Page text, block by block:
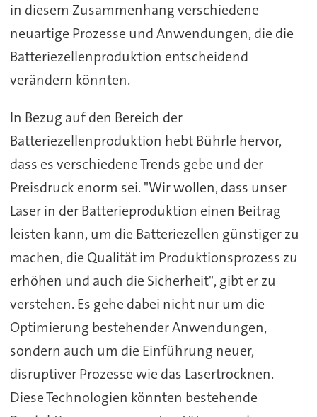
in diesem Zusammenhang verschiedene
neuartige Prozesse und Anwendungen, die die
Batteriezellenproduktion entscheidend
verändern könnten.
In Bezug auf den Bereich der
Batteriezellenproduktion hebtBührle hervor,
dass es verschiedene Trends gebe und der
Preisdruck enorm sei. "Wir wollen, dass unser
Laser in der Batterieproduktion einen Beitrag
leisten kann, um die Batteriezellen günstiger zu
machen, die Qualität im Produktionsprozess zu
erhöhen und auch die Sicherheit", gibterzu
verstehen. Es gehe dabei nicht nur um die
Optimierung bestehender Anwendungen,
sondern auch um die Einführung neuer,
disruptiver Prozesse wie das Lasertrocknen.
DieseTechnologien könnten bestehende